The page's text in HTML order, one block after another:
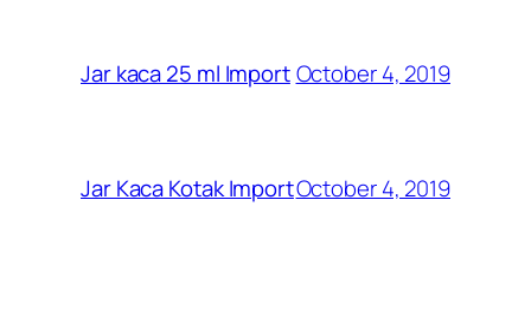
Jar kaca 25 ml ImportOctober 4, 2019
Jar Kaca Kotak ImportOctober 4, 2019